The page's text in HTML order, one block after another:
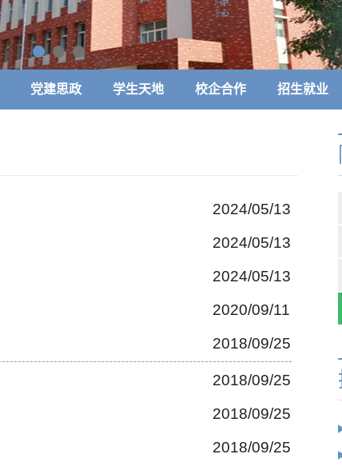
党建思政 学生天地 校企合作 招生就业
2024/05/13
2024/05/13
2024/05/13
2020/09/11
2018/09/25
2018/09/25
2018/09/25
2018/09/25